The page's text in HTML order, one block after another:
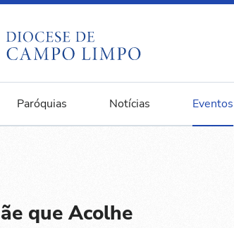
Paróquias Notícias Eventos
que Acolhe